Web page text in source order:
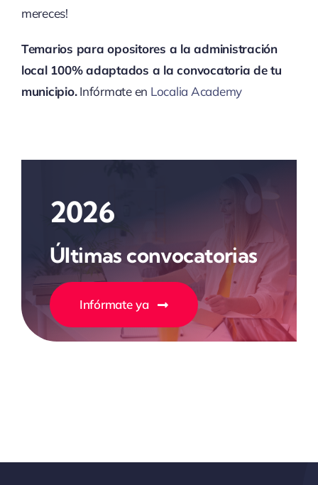
mereces!
Temarios para opositores a la administración
local 100% adaptados a la convocatoria de tu
municipio.Infórmate en Localia Academy
2026
Últimas convocatorias
Infórmate ya